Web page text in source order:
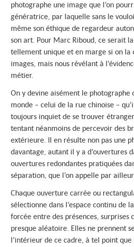
photographe une image que l’on
génératrice, par laquelle sans le
même son éthique de regardeur
son art. Pour Marc Riboud, ce serait
tellement unique et en marge si on la
images, mais nous révélant à
métier.
On y devine aisément le photographe
monde – celui de la rue chinoise –
toujours inquiet de se trouver
tentant néanmoins de percevoir des
extérieure. Il en résulte non pas une
davantage, autant il y a d’ouvertures
ouvertures redondantes pratiquées
séparation, que l’on appelle par
Chaque ouverture carrée ou
sélectionne dans l’espace continu de
forcée entre des présences, surprises
presque aléatoire. Elles ne prennent
l’intérieur de ce cadre, à tel point